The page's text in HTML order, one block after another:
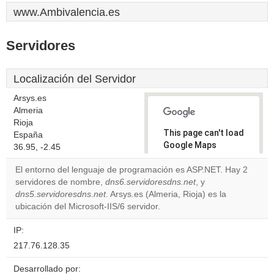
www.Ambivalencia.es
Servidores
Localización del Servidor
Arsys.es
Almeria
Rioja
España
36.95, -2.45
This page can't load
Google Maps
correctly.
Do you
own this
El entorno del lenguaje de programación es ASP.NET. Hay 2
servidores de nombre, dns6.servidoresdns.net, y
dns5.servidoresdns.net. Arsys.es (Almeria, Rioja) es la
ubicación del Microsoft-IIS/6 servidor.
IP:
217.76.128.35
Desarrollado por: